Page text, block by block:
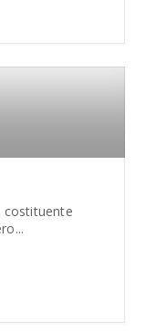
costituente